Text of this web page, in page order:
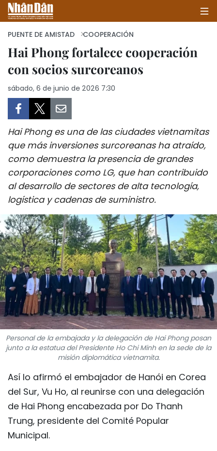
INICIO
POLÍTICA
SOCIEDAD
SALUD - MEDIO AMBIENTE
CULTURA - ENTRETENIMIENTO
INTERNACIONAL
DEPORTES
VIAJES
PUENTE DE AMISTAD
HISTORIAS MULTIMEDIA
FOTOGRAFÍA
¿QUIÉNES SOMOS?
TIẾNG VIỆT
ENGLISH
中文
PUENTE DE AMISTAD COOPERACIÓN
Hai Phong fortalece cooperación
con socios surcoreanos
sábado, 6 de junio de 2026 7:30
Hai Phong es una de las ciudades vietnamitas
que más inversiones surcoreanas ha atraído,
como demuestra la presencia de grandes
corporaciones como LG, que han contribuido
al desarrollo de sectores de alta tecnología,
logística y cadenas de suministro.
Personal de la embajada y la delegación de Hai Phong posan
junto a la estatua del Presidente Ho Chi Minh en la sede de la
misión diplomática vietnamita.
Así lo afirmó el embajador de Hanói en Corea
del Sur, Vu Ho, al reunirse con una delegación
de Hai Phong encabezada por Do Thanh
Trung, presidente del Comité Popular
Municipal.